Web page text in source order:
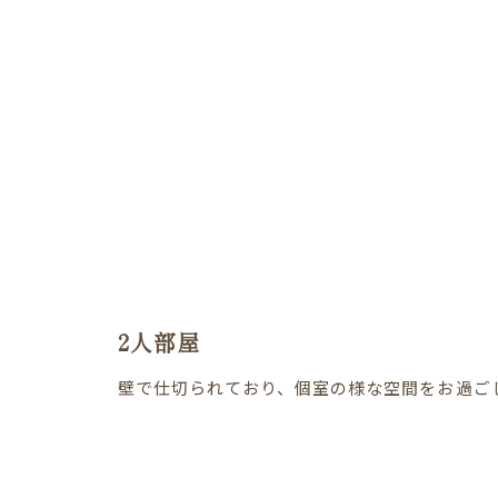
2人部屋
壁で仕切られており、個室の様な空間をお過ご